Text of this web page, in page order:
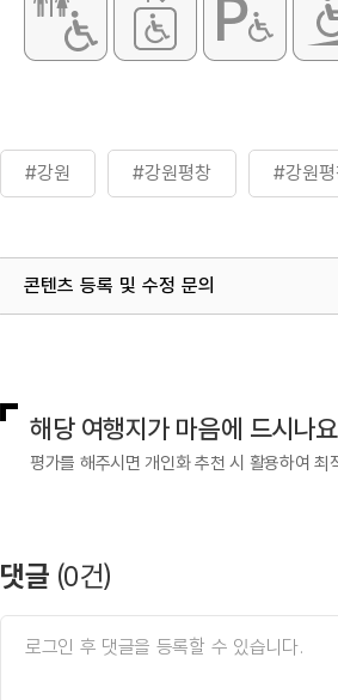
#강원 #강원평창 #강원
콘텐츠 등록 및 수정 문의
해당 여행지가 마음에 드시나
평가를 해주시면 개인화 추천 시 활용하여 최
댓글 (0건)